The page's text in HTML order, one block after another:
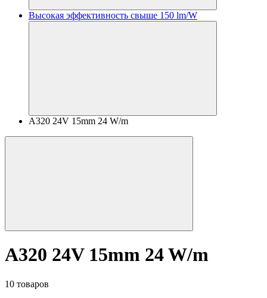
Высокая эффективность свыше 150 lm/W
A320 24V 15mm 24 W/m
A320 24V 15mm 24 W/m
10 товаров